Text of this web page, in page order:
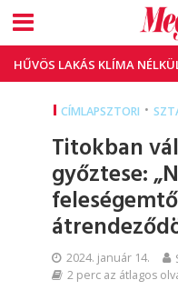
HŰVÖS LAKÁS KLÍMA
CÍMLAPSZTORI •
Titokban
győztese:
2024. január 14.
2 perc az átlagos